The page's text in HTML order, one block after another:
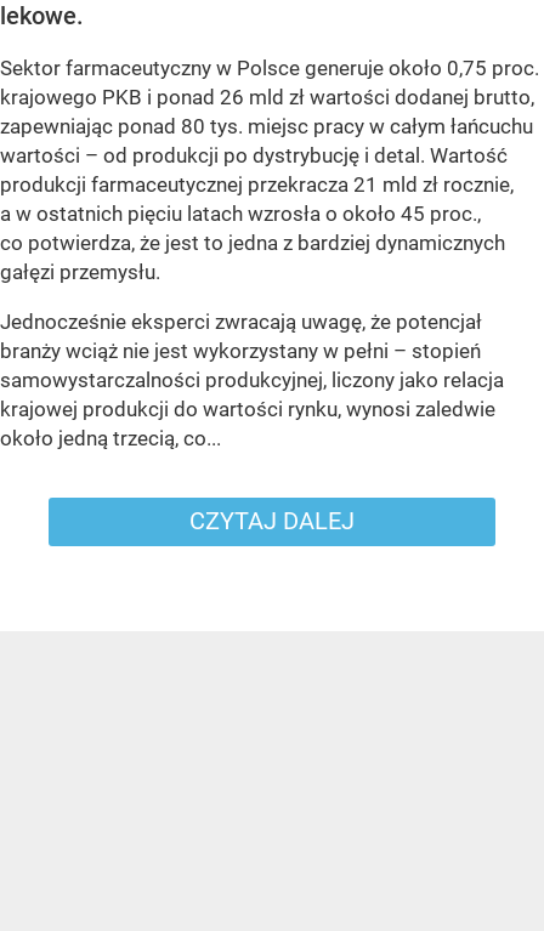
lekowe.
Sektor farmaceutyczny w Polsce generuje około 0,75 proc.
krajowego PKB i ponad 26 mld zł wartości dodanej brutto,
zapewniając ponad 80 tys. miejsc pracy w całym łańcuchu
wartości – od produkcji po dystrybucję i detal. Wartość
produkcji farmaceutycznej przekracza 21 mld zł rocznie,
a w ostatnich pięciu latach wzrosła o około 45 proc.,
co potwierdza, że jest to jedna z bardziej dynamicznych
gałęzi przemysłu.
Jednocześnie eksperci zwracają uwagę, że potencjał
branży wciąż nie jest wykorzystany w pełni – stopień
samowystarczalności produkcyjnej, liczony jako relacja
krajowej produkcji do wartości rynku, wynosi zaledwie
około jedną trzecią, co...
CZYTAJ DALEJ